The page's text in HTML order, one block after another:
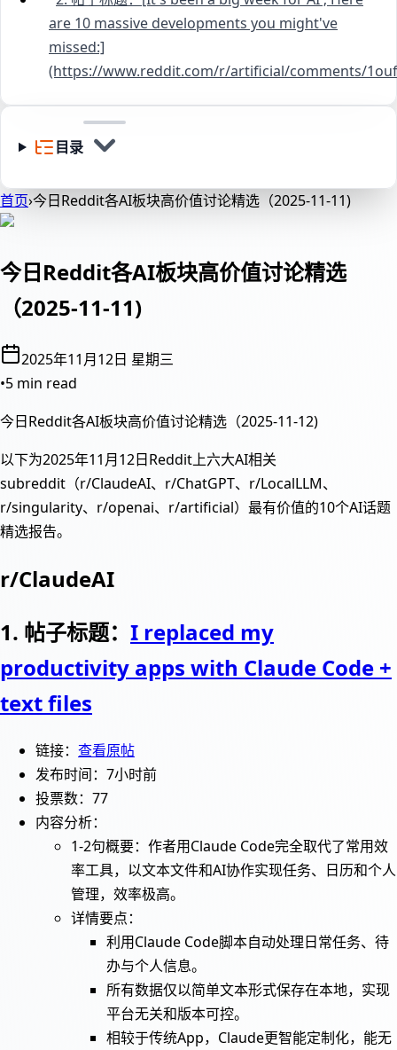
are 10 massive developments you might've
missed:]
(https://www.reddit.com/r/artificial/comments/
目录
首页›今日Reddit各AI板块高价值讨论精选（2025-11-11)
今日Reddit各AI板块高价值讨论精选
（2025-11-11)
2025年11月12日 星期三
•5 min read
今日Reddit各AI板块高价值讨论精选（2025-11-12)
以下为2025年11月12日Reddit上六大AI相关
subreddit（r/ClaudeAI、r/ChatGPT、r/LocalLLM、
r/singularity、r/openai、r/artificial）最有价值的10个AI话题
精选报告。
r/ClaudeAI
1. 帖子标题： I replaced my
productivity apps with Claude Code +
text files
链接： 查看原帖
发布时间：7小时前
投票数：77
内容分析：
1-2句概要：作者用Claude Code完全取代了常用效
率工具，以文本文件和AI协作实现任务、日历和个人
管理，效率极高。
详情要点：
利用Claude Code脚本自动处理日常任务、待
办与个人信息。
所有数据仅以简单文本形式保存在本地，实现
平台无关和版本可控。
相较于传统App，Claude更智能定制化，能无